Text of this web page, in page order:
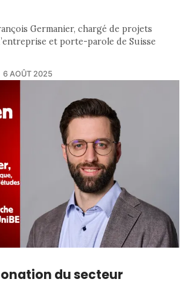
Germanier, chargé de projets
et porte-parole de Suisse
6 AOÛT 2025
du secteur